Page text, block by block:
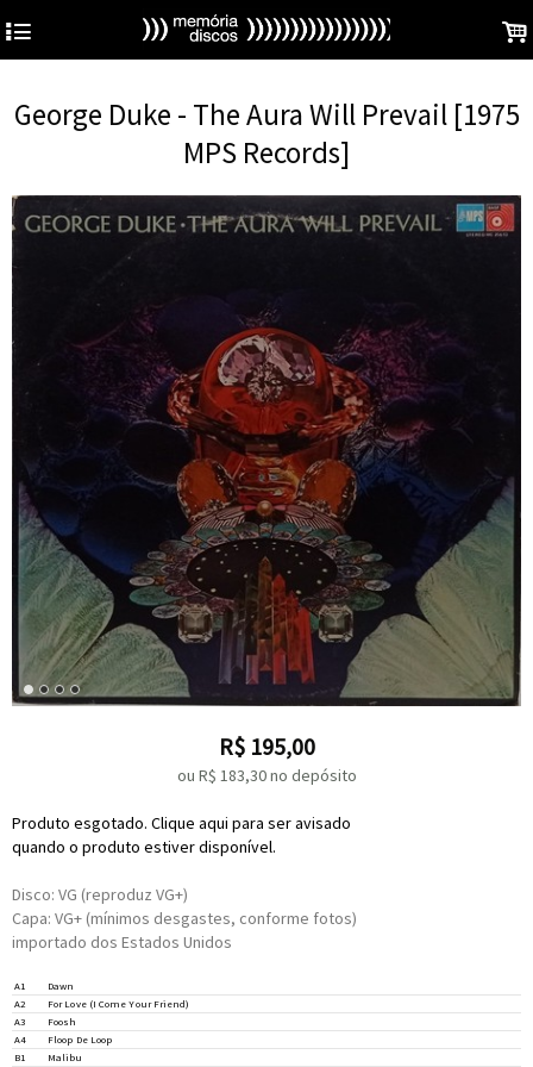
4 .
George Duke - The Aura Will Prevail [1975
MPS Records]
R$ 195,00
ou R$ 183,30no depósito
Produto esgotado. Clique aqui para ser avisado
quando o produto estiver disponível.
Disco: VG (reproduz VG+)
Capa: VG+ (mínimos desgastes, conforme fotos)
importado dos Estados Unidos
A1 Dawn
Percussion –
A2
For Love (I Come Your Friend)
A3
Foosh
A4
Floop De Loop
B1
Malibu
Percussion –